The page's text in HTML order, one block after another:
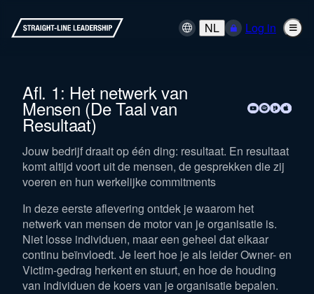
NL Log in
Afl. 1: Het netwerk van
Mensen (De Taal van
Resultaat)
Jouw bedrijf draait op één ding: resultaat. En resultaat
komt altijd voort uit de mensen, de gesprekken die zij
voeren en hun werkelijke commitments
In deze eerste aflevering ontdek je waarom het
netwerk van mensen de motor van je organisatie is.
Niet losse individuen, maar een geheel dat elkaar
continu beïnvloedt. Je leert hoe je als leider Owner- en
Victim-gedrag herkent en stuurt, en hoe de houding
van individuen de koers van je organisatie bepalen.